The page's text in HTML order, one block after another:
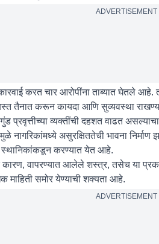
ADVERTISEMENT
करत चार आरोपींना ताब्यात घेतले
तैनात करून कायदा आणि सुव्यवस्था
प्रवृत्तीच्या व्यक्तींची दहशत वाढत
नागरिकांमध्ये असुरक्षिततेची भावना
स्थानिकांकडून करण्यात येत आहे.
कारण, वापरण्यात आलेले शस्त्र, तसेच या
माहिती समोर येण्याची शक्यता आहे.
ADVERTISEMENT